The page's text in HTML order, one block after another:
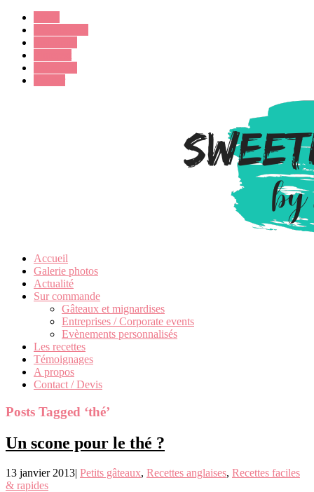
Accueil
Galerie photos
Actualité
Sur commande
Gâteaux et mignardises
Entreprises / Corporate events
Evènements personnalisés
Les recettes
Témoignages
A propos
Contact / Devis
Posts Tagged ‘thé’
Un scone pour le thé ?
13 janvier 2013| Petits gâteaux, Recettes anglaises, Recettes faciles
& rapides